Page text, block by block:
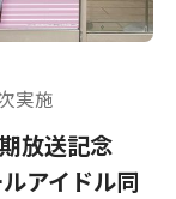
実施
放送記念
アイドル同